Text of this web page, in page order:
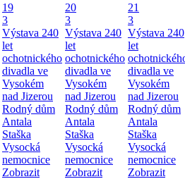
19
3
Výstava 240
let
ochotnického
divadla ve
Vysokém
nad Jizerou
Rodný dům
Antala
Staška
Vysocká
nemocnice
Zobrazit
20
3
Výstava 240
let
ochotnického
divadla ve
Vysokém
nad Jizerou
Rodný dům
Antala
Staška
Vysocká
nemocnice
Zobrazit
21
3
Výstava 240
let
divadla ve
Vysokém
nad Jizerou
Rodný dům
Antala
Staška
Vysocká
nemocnice
Zobrazit